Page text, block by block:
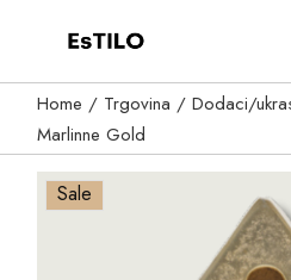
Home Trgovina Dodaci/
Marlinne Gold
Sale